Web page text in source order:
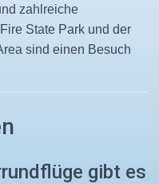
zahlreiche
State Park und der
sind einen Besuch
gibt es